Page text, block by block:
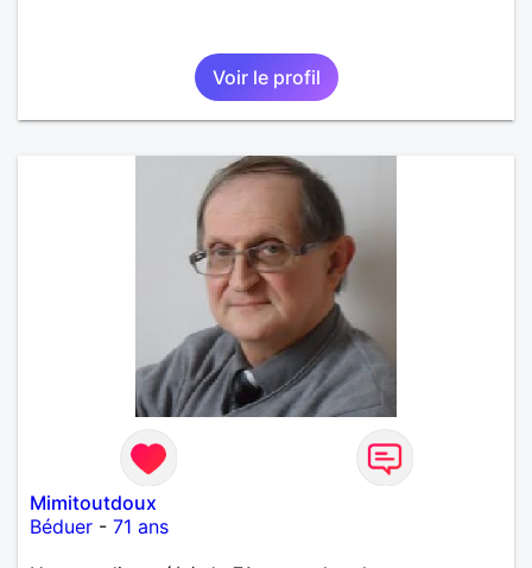
Voir le profil
Mimitoutdoux
Béduer - 71 ans